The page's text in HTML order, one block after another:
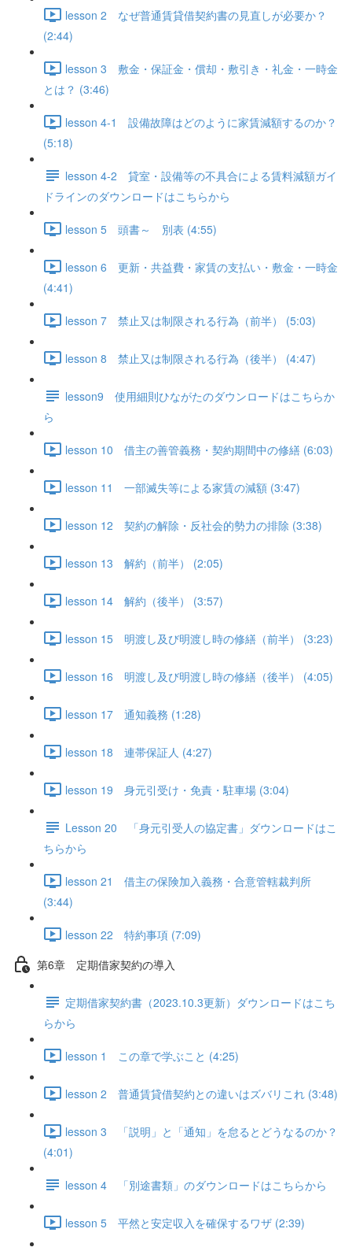
lesson 2 なぜ普通賃貸借契約書の見直しが必要か？
(2:44)
lesson 3 敷金・保証金・償却・敷引き・礼金・一時金
とは？ (3:46)
lesson 4-1 設備故障はどのように家賃減額するのか？
(5:18)
lesson 4-2 貸室・設備等の不具合による賃料減額ガイ
ドラインのダウンロードはこちらから
lesson 5 頭書～ 別表 (4:55)
lesson 6 更新・共益費・家賃の支払い・敷金・一時金
(4:41)
lesson 7 禁止又は制限される行為（前半） (5:03)
lesson 8 禁止又は制限される行為（後半） (4:47)
lesson9 使用細則ひながたのダウンロードはこちらか
ら
lesson 10 借主の善管義務・契約期間中の修繕 (6:03)
lesson 11 一部滅失等による家賃の減額 (3:47)
lesson 12 契約の解除・反社会的勢力の排除 (3:38)
lesson 13 解約（前半） (2:05)
lesson 14 解約（後半） (3:57)
lesson 15 明渡し及び明渡し時の修繕（前半） (3:23)
lesson 16 明渡し及び明渡し時の修繕（後半） (4:05)
lesson 17 通知義務 (1:28)
lesson 18 連帯保証人 (4:27)
lesson 19 身元引受け・免責・駐車場 (3:04)
Lesson 20 「身元引受人の協定書」ダウンロードはこ
ちらから
lesson 21 借主の保険加入義務・合意管轄裁判所
(3:44)
lesson 22 特約事項 (7:09)
第6章 定期借家契約の導入
定期借家契約書（2023.10.3更新）ダウンロードはこち
らから
lesson 1 この章で学ぶこと (4:25)
lesson 2 普通賃貸借契約との違いはズバリこれ (3:48)
lesson 3 「説明」と「通知」を怠るとどうなるのか？
(4:01)
lesson 4 「別途書類」のダウンロードはこちらから
lesson 5 平然と安定収入を確保するワザ (2:39)